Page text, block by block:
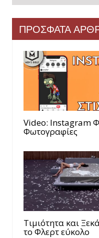
ΠΡΟΣΦΑΤΑ
Video: Instagram
Φωτογραφίες
Τιμιότητα και
το Φλερτ εύκολο